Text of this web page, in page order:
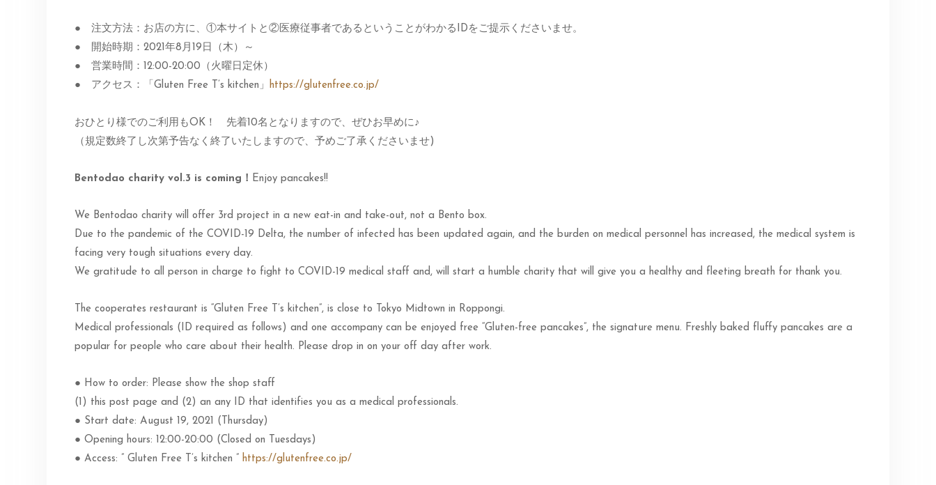
● 注文方法：お店の方に、①本サイトと②医療従事者であるということがわかるIDをご提示くださいませ。
● 開始時期：2021年8月19日（木）～
● 営業時間：12:00-20:00（火曜日定休）
● アクセス：「Gluten Free T’s kitchen」 https://glutenfree.co.jp/
おひとり様でのご利用もOK！ 先着10名となりますので、ぜひお早めに♪
（規定数終了し次第予告なく終了いたしますので、予めご了承くださいませ)
Bentodao charity vol.3 is coming！ Enjoy pancakes!!
We Bentodao charity will offer 3rd project in a new eat-in and take-out, not a Bento box.
Due to the pandemic of the COVID-19 Delta, the number of infected has been updated again, and the burden on medical personnel has increased, the medical system is
facing very tough situations every day.
We gratitude to all person in charge to fight to COVID-19 medical staff and, will start a humble charity that will give you a healthy and fleeting breath for thank you.
The cooperates restaurant is “Gluten Free T’s kitchen”, is close to Tokyo Midtown in Roppongi.
Medical professionals (ID required as follows) and one accompany can be enjoyed free “Gluten-free pancakes”, the signature menu. Freshly baked fluffy pancakes are a
popular for people who care about their health. Please drop in on your off day after work.
● How to order: Please show the shop staff
(1) this post page and (2) an any ID that identifies you as a medical professionals.
● Start date: August 19, 2021 (Thursday)
● Opening hours: 12:00-20:00 (Closed on Tuesdays)
● Access: ” Gluten Free T’s kitchen ” https://glutenfree.co.jp/